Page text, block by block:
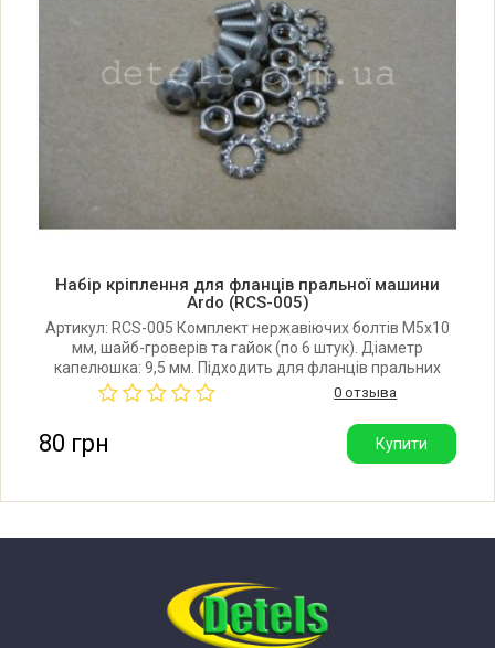
Набір кріплення для фланців пральної машини
Ardo (RCS-005)
Артикул: RCS-005 Комплект нержавіючих болтів М5х10
мм, шайб-гроверів та гайок (по 6 штук). Діаметр
капелюшка: 9,5 мм. Підходить для фланців пральних
машин Ardo.
0 отзыва
80 грн Купити